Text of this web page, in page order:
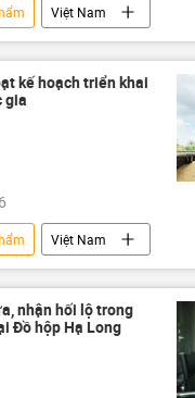
Việt Nam
lúa gạo
lúa mì
Bộ Nông nghiệp Việt Nam
bang Nga
kế hoạch triển khai
gia
Việt Nam
Xã hội
Chính sách
giữa Israel và Iran
nhận hối lộ trong
Đồ hộp Hạ Long